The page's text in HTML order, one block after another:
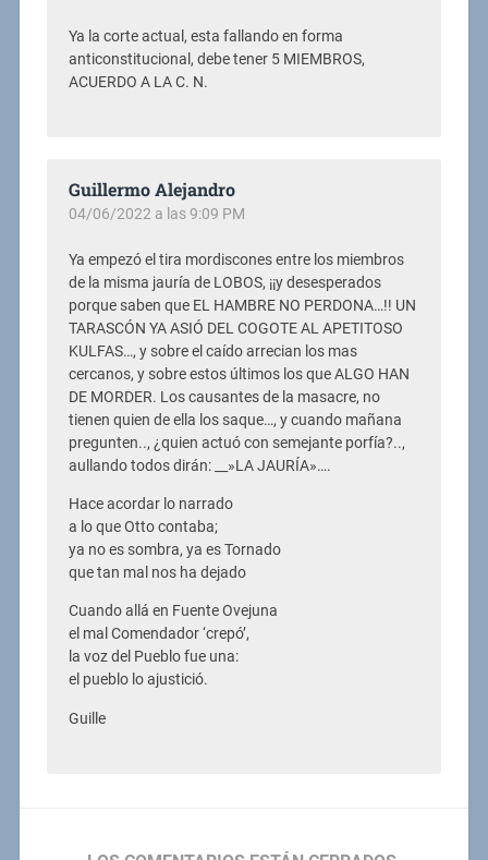
Ya la corte actual, esta fallando en forma
anticonstitucional, debe tener 5 MIEMBROS,
ACUERDO A LA C. N.
Guillermo Alejandro
04/06/2022 a las 9:09 PM
Ya empezó el tira mordiscones entre los miembros
de la misma jauría de LOBOS, ¡¡y desesperados
porque saben que EL HAMBRE NO PERDONA…!! UN
TARASCÓN YA ASIÓ DEL COGOTE AL APETITOSO
KULFAS…, y sobre el caído arrecian los mas
cercanos, y sobre estos últimos los que ALGO HAN
DE MORDER. Los causantes de la masacre, no
tienen quien de ella los saque…, y cuando mañana
pregunten.., ¿quien actuó con semejante porfía?..,
aullando todos dirán: __»LA JAURÍA»….
Hace acordar lo narrado
a lo que Otto contaba;
ya no es sombra, ya es Tornado
que tan mal nos ha dejado
Cuando allá en Fuente Ovejuna
el mal Comendador ‘crepó’,
la voz del Pueblo fue una:
el pueblo lo ajustició.
Guille